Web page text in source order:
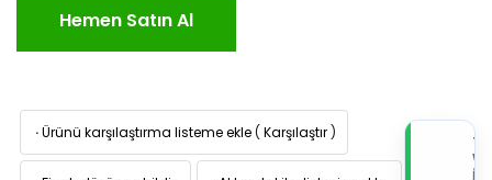
Hemen Satın Al
·Ürünü karşılaştırma listeme ekle ( Karşılaştır )
İLE